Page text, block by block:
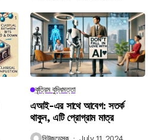
কৃত্রিম বুদ্ধিমত্তা
এআই-এর সাথে আবেগ: সতর্ক
থাকুন, এটি প্রোগ্রাম মাত্র